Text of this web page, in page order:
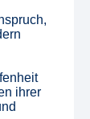
ihrer